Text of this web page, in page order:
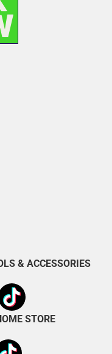
& ACCESSORIES
STORE